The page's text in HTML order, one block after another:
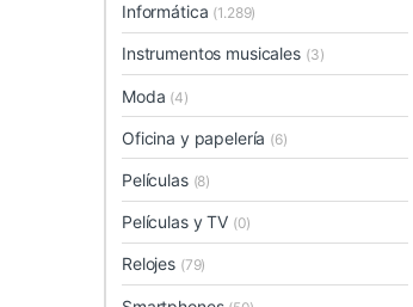
Informática (1.289)
Instrumentos musicales (3)
Moda (4)
Oficina y papelería (6)
Películas (8)
Películas y TV (0)
Relojes (79)